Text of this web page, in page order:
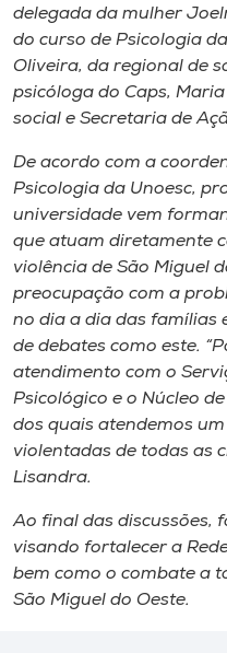
delegada da mulher
do curso de Psicologia
Oliveira, da regional de
psicóloga do Caps,
social e Secretaria de
De acordo com a
Psicologia da Unoesc,
universidade vem
que atuam diretamente
violência de São Miguel
preocupação com a
no dia a dia das famílias
de debates como este.
atendimento com o
Psicológico e o Núcleo
dos quais atendemos
violentadas de todas as
Lisandra.
Ao final das discussões,
visando fortalecer a
bem como o combate a
São Miguel do Oeste.